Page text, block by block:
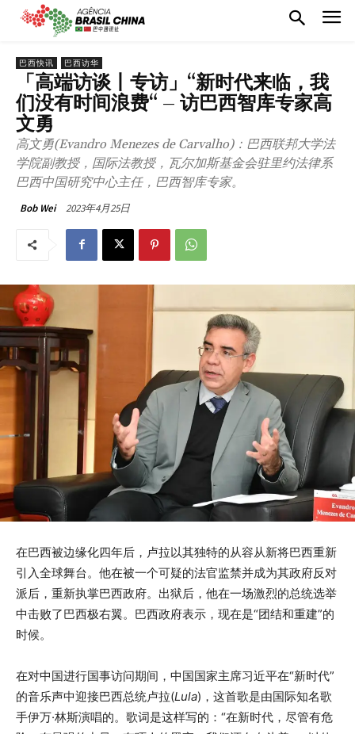
巴西快讯 巴西访华
「高端访谈丨专访」“新时代来临，我
们没有时间浪费“ – 访巴西智库专家高
文勇
高文勇(Evandro Menezes de Carvalho)：巴西联邦大学法
学院副教授，国际法教授，瓦尔加斯基金会驻里约法律系
巴西中国研究中心主任，巴西智库专家。
Bob Wei 2023年4月25日
在巴西被边缘化四年后，卢拉以其独特的从容从新将巴西重新
引入全球舞台。他在被一个可疑的法官监禁并成为其政府反对
派后，重新执掌巴西政府。出狱后，他在一场激烈的总统选举
中击败了巴西极右翼。巴西政府表示，现在是“团结和重建”的
时候。
在对中国进行国事访问期间，中国国家主席习近平在“新时代”
的音乐声中迎接巴西总统卢拉(Lula)，这首歌是由国际知名歌
手伊万·林斯演唱的。歌词是这样写的：“在新时代，尽管有危